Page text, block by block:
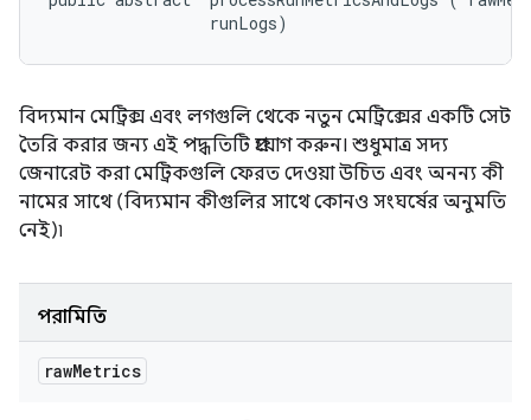
runLogs)
বিদ্যমান মেট্রিক্স এবং লগগুলি থেকে নতুন মেট্রিক্সের একটি সেট
তৈরি করার জন্য এই পদ্ধতিটি প্রয়োগ করুন। শুধুমাত্র সদ্য
জেনারেট করা মেট্রিকগুলি ফেরত দেওয়া উচিত এবং অনন্য কী
নামের সাথে (বিদ্যমান কীগুলির সাথে কোনও সংঘর্ষের অনুমতি
নেই)৷
পরামিতি
rawMetrics